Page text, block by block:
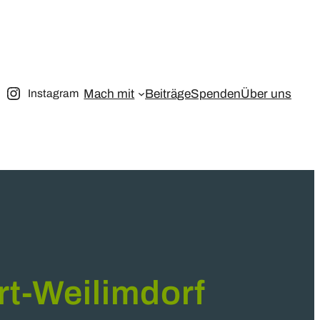
Instagram Mach mit BeiträgeSpendenÜber uns
Weilimdorf